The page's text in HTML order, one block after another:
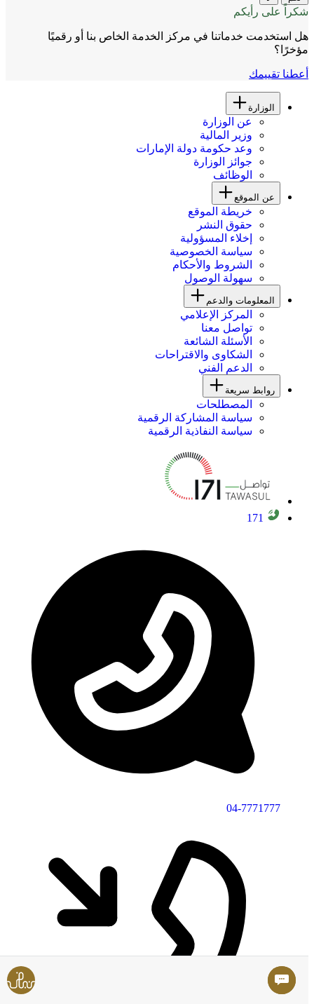
شكراً على رأيكم
هل استخدمت خدماتنا في مركز الخدمة الخاص بنا أو رقميًا
مؤخرًا؟
أعطنا تقييمك
الوزارة
عن الوزارة
وزير المالية
وعد حكومة دولة الإمارات
جوائز الوزارة
الوظائف
عن الموقع
خريطة الموقع
حقوق النشر
إخلاء المسؤولية
سياسة الخصوصية
الشروط والأحكام
سهولة الوصول
المعلومات والدعم
المركز الإعلامي
تواصل معنا
الأسئلة الشائعة
الشكاوى والاقتراحات
الدعم الفني
روابط سريعة
المصطلحات
سياسة المشاركة الرقمية
سياسة النفاذية الرقمية
171
04-7771777